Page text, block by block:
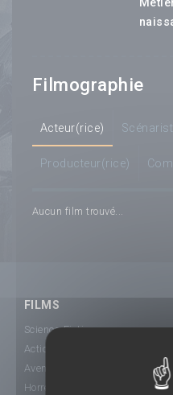
Filmographie
Acteur(rice)
Producteur(rice)
Aucun film trouvé...
FILMS
Science-Fiction
Action
Aventure
Horreur